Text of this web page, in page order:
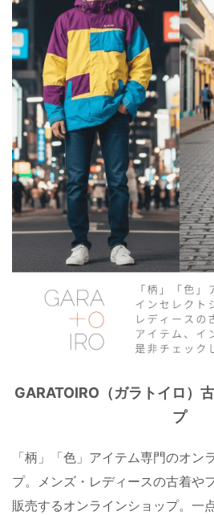
GARATOIRO（ガラトイロ）
プ
「柄」「色」アイテム専門のオン
プ。メンズ・レディースの古着や
販売するオンラインショップ。一